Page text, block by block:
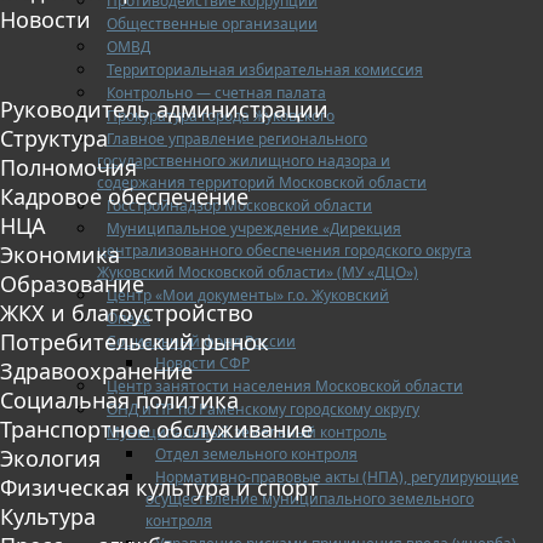
Общественные организации
ОМВД
Территориальная избирательная комиссия
Контрольно — счетная палата
Прокуратура города Жуковского
Главное управление регионального
государственного жилищного надзора и
содержания территорий Московской области
Госстройнадзор Московской области
Муниципальное учреждение «Дирекция
централизованного обеспечения городского округа
Жуковский Московской области» (МУ «ДЦО»)
Центр «Мои документы» г.о. Жуковский
Опека
Социальный фонд России
Новости СФР
Центр занятости населения Московской области
ОНД и ПР по Раменскому городскому округу
Муниципальный земельный контроль
Отдел земельного контроля
Нормативно-правовые акты (НПА), регулирующие
осуществление муниципального земельного
контроля
Новости
Руководитель администрации
Структура
Полномочия
Кадровое обеспечение
НЦА
Экономика
Образование
ЖКХ и благоустройство
Потребительский рынок
Здравоохранение
Социальная политика
Транспортное обслуживание
Экология
Физическая культура и спорт
Культура